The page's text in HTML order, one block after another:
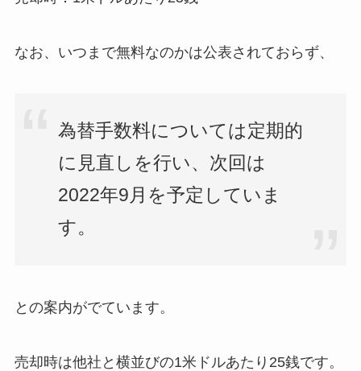
なお、いつまで無料なのかは公表されておらず、
為替手数料については定期的
に見直しを行い、次回は
2022年9月を予定していま
す。
との案内がでています。
売却時は他社と横並びの1米ドルあたり25銭です。